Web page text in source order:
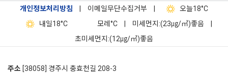
개인정보처리방침 이메일무단수집거부 오늘18°C
내일18°C 모레 °C 미세먼지:(23㎍/㎥)좋음
초미세먼지:(12㎍/㎥)좋음
주소 [38058] 경주시 충효천길 208-3